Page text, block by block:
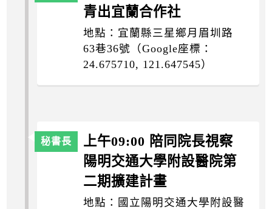
青出宜蘭合作社
地點：宜蘭縣三星鄉月眉圳路
63巷36號（Google座標：
24.675710, 121.647545）
上午09:00 陪同院長視察
陽明交通大學附設醫院第
二期擴建計畫
地點：國立陽明交通大學附設醫